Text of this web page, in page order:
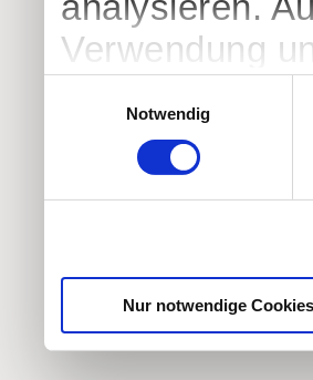
Verwendung
Partner
weiteren
Notwendig
Nur notwendige Cookies